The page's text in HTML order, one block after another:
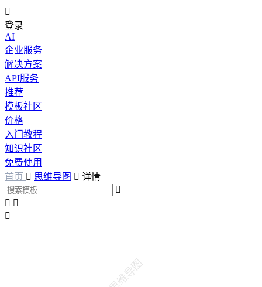

登录
AI
企业服务
解决方案
API服务
推荐
模板社区
价格
入门教程
知识社区
免费使用
首页  思维导图  详情

 
